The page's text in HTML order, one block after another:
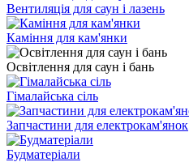
Вентиляція для саун і лазень
Каміння для кам'янки
Освітлення для саун і бань
Гімалайська сіль
Запчастини для електрокам'янок
Будматеріали